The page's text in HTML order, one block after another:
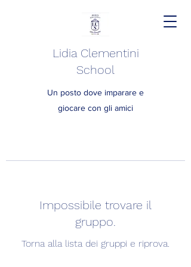
Lidia Clementini
School
Un posto dove imparare e
giocare con gli amici
Impossibile trovare il
gruppo.
Torna alla lista dei gruppi e riprova.